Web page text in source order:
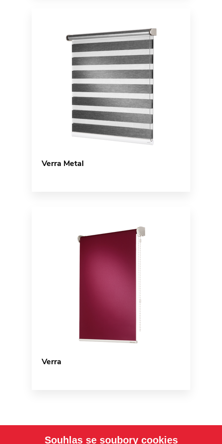
Verra Metal
Verra
Souhlas se soubory cookies